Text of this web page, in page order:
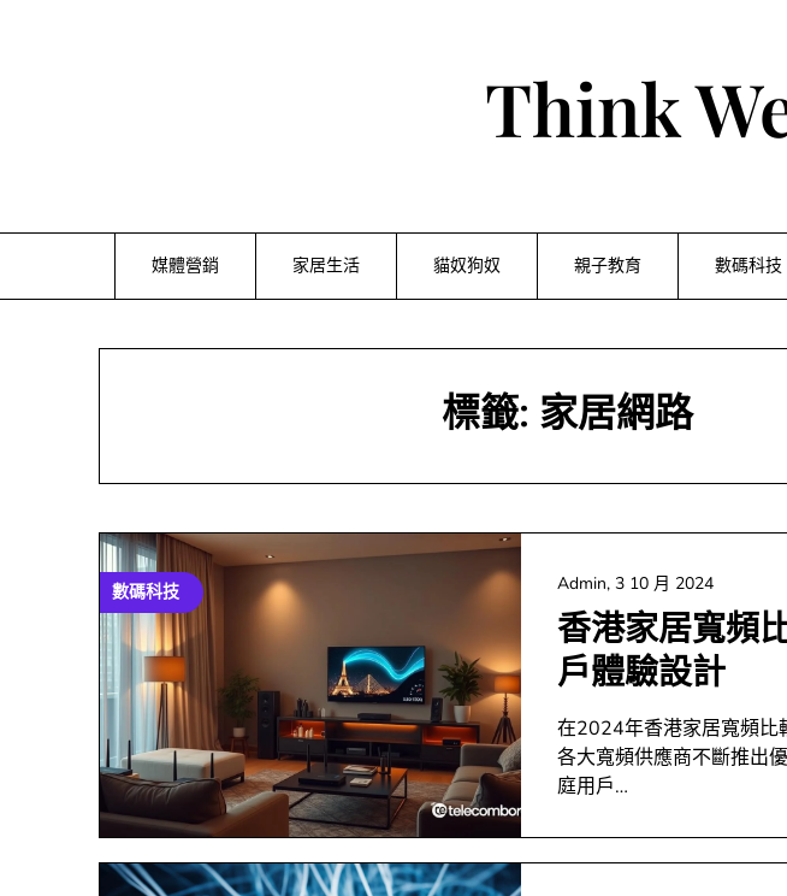
Think
媒體營銷 家居生活 貓奴狗奴 親子教育 數碼科技
標籤: 家居網路
數碼科技
香港家居寬頻
戶體驗設計
Admin, 3 10 月 2024
在2024年香港家居寬頻比
各大寬頻供應商不斷推出
庭用戶…